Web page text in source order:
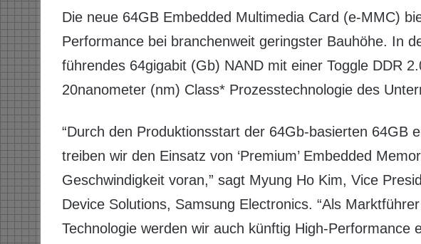
Die neue 64GB Embedded Multimedia Card (e-MMC)
Performance bei branchenweit geringster Bauhöhe. In
führendes 64gigabit (Gb) NAND mit einer Toggle DDR
20nanometer (nm) Class* Prozesstechnologie des
“Durch den Produktionsstart der 64Gb-basierten 64GB
treiben wir den Einsatz von ‘Premium’ Embedded
Geschwindigkeit voran,” sagt Myung Ho Kim, Vice
Device Solutions, Samsung Electronics. “Als
Technologie werden wir auch künftig High-Performance